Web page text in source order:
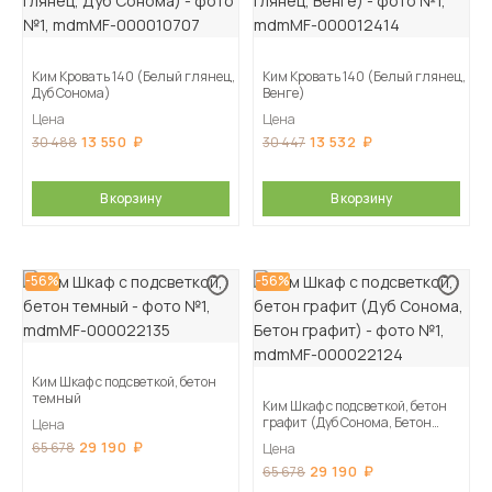
Ким Кровать 140 (Белый глянец,
Дуб Сонома)
Цена
30 488 13 550
В корзину
Ким Кровать 140 (Белый глянец,
Венге)
Цена
30 447 13 532
В корзину
-56%
Ким Шкаф с подсветкой, бетон
темный
Цена
65 678 29 190
-56%
Ким Шкаф с подсветкой, бетон
графит (Дуб Сонома, Бетон
Цена
65 678 29 190